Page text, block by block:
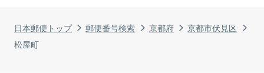
日本郵便トップ 郵便番号検索 京都府
京都市伏見区
松屋町